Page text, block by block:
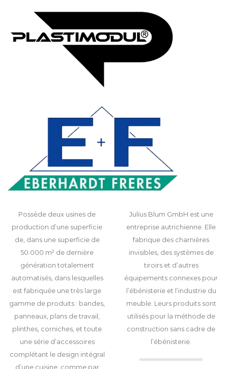
Possède deux usines de
production d’une superficie
de, dans une superficie de
50.000 m² de dernière
génération totalement
automatisés, dans lesquelles
est fabriquée une très large
gamme de produits : bandes,
panneaux, plans de travail,
plinthes, corniches, et toute
une série d’accessoires
complétant le design intégral
d’une cuisine, comme par
Julius Blum GmbH est une
entreprise autrichienne. Elle
fabrique des charnières
invisibles, des systèmes de
tiroirs et d’autres
équipements connexes pour
l’ébénisterie et l’industrie du
meuble. Leurs produits sont
utilisés pour la méthode de
construction sans cadre de
l’ébénisterie.